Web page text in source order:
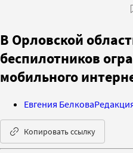
В Орловской
беспилотников
мобильного
Евгения Белкова
Копировать ссылку